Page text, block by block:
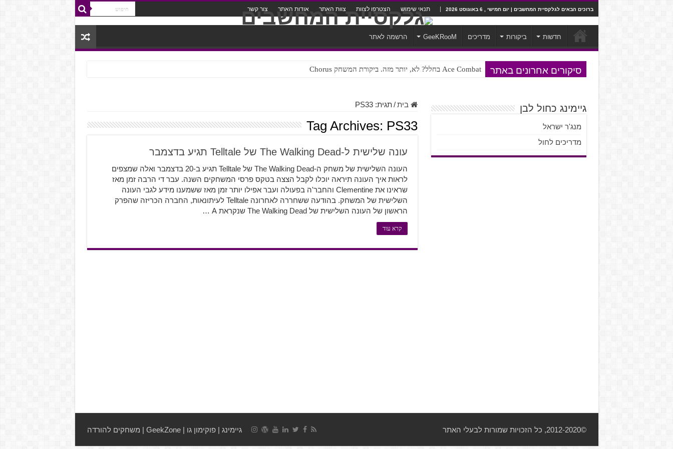
ברוכים הבאים לגלקסיית המחשבים | יום חמישי , 6 באוגוסט 2026 תנאי שימוש הצטרפו לצוות צוות האתר אודות האתר צור קשר
חדשות ביקורות מדריכים GeeKRooM הרשמה לאתר
סיקורים אחרונים באתר Ace Combat בחלל? לא, יותר מזה. ביקורת המשחק Chorus
בית / תגית:PS33
Tag Archives: PS33
עונה שלישית ל-The Walking Dead של Telltale תגיע בדצמבר
העונה השלישית של משחק ה-The Walking Dead של Telltale תגיע ב-20 בדצמבר ואלה שמצפים
לראות איך העונה תיראה יוכלו לקבל הצצה בטקס פרסי המשחקים השנה. עבר די הרבה זמן מאז
שראינו את Clementine והחבר'ה בפעולה ועבר אפילו יותר זמן מאז ששמענו מידע לגבי העונה
השלישית של המשחק. בהודעה ששחררה לאחרונה Telltale לעיתונאות, החברה הכריזה שהפרק
הראשון של העונה השלישית של The Walking Dead שנקראת A …
קרא עוד
גיימינג כחול לבן
מנג'ר ישראל
מדריכים לחול
גיימינג |פוקימון גו |
GeekZone
| משחקים להורדה ©2012-2020, כל הזכויות שמורות לבעלי האתר